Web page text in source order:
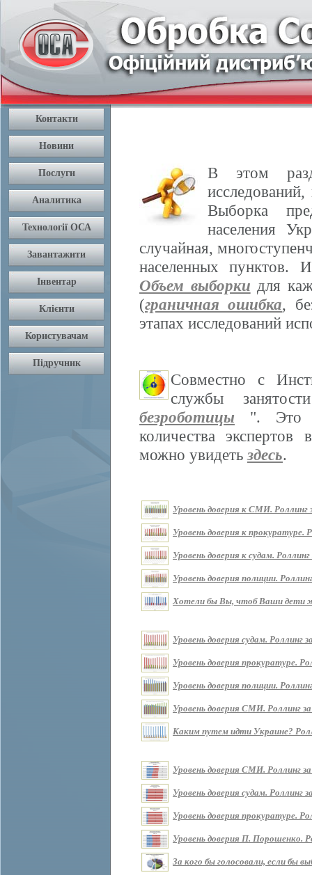
В этом
Выборка
населения
случайная,
населенных пунктов.
Объем выборки для
(граничная ошибка,
этапах исследований
Совместно с
службы
безроботицы ". Это
количества
можно увидетьздесь.
Уровень доверия к СМИ. Роллинг
Уровень доверия к прокуратуре.
Уровень доверия к судам.
Уровень доверия полиции.
Хотели бы Вы, чтоб Ваши дети
Уровень доверия судам. Роллинг
Уровень доверия прокуратуре.
Уровень доверия полиции.
Уровень доверия СМИ. Роллинг
Каким путем идти Украине?
Уровень доверия СМИ. Роллинг
Уровень доверия судам. Роллинг
Уровень доверия прокуратуре.
Уровень доверия П. Порошенко.
За кого бы голосовали, если бы